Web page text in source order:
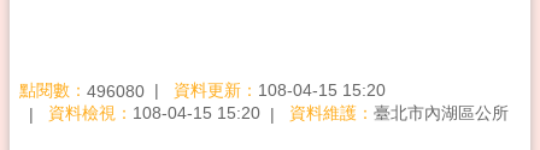
點閱數： 496080 資料更新： 108-04-15 15:20
資料檢視： 108-04-15 15:20 資料維護： 臺北市內湖區公所